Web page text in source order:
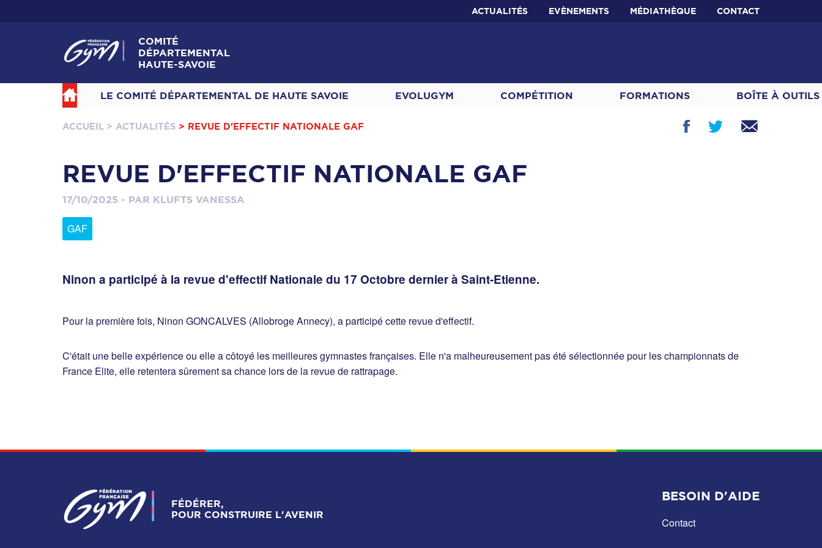
ACTUALITÉS EVÈNEMENTS MÉDIATHÈQUE CONTACT
COMITÉ
DÉPARTEMENTAL
HAUTE-SAVOIE
LE COMITÉ DÉPARTEMENTAL DE HAUTE SAVOIE EVOLUGYM COMPÉTITION FORMATIONS BOÎTE À OUTILS
ACCUEIL > ACTUALITÉS > REVUE D'EFFECTIF NATIONALE GAF
REVUE D'EFFECTIF NATIONALE GAF
17/10/2025 - PAR KLUFTS VANESSA
GAF
Ninon a participé à la revue d'effectif Nationale du 17 Octobre dernier à Saint-Etienne.
Pour la première fois, Ninon GONCALVES (Allobroge Annecy), a participé cette revue d'effectif.
C'était une belle expérience ou elle a côtoyé les meilleures gymnastes françaises. Elle n'a malheureusement pas été sélectionnée pour les championnats de
France Elite, elle retentera sûrement sa chance lors de la revue de rattrapage.
FÉDÉRER,
POUR CONSTRUIRE L'AVENIR
BESOIN D'AIDE
Contact